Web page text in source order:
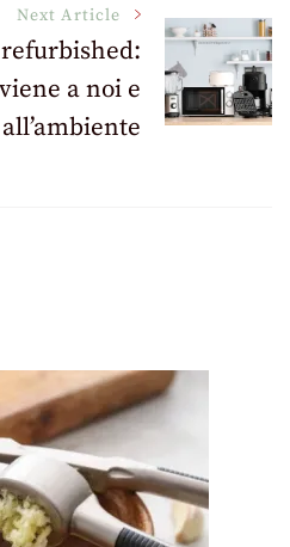
Next Article
a noi e
all’ambiente